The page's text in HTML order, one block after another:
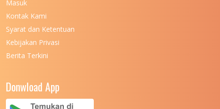
Masuk
Kontak Kami
Syarat dan Ketentuan
Kebijakan Privasi
Berita Terkini
Donwload App